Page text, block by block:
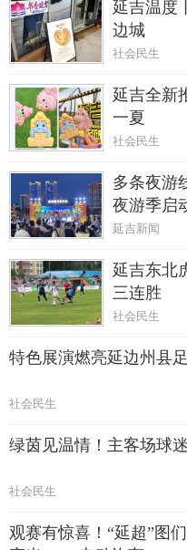
延吉温度
边城
社会民生
延吉全新
一夏
社会民生
多条夜游
夜游季启
延吉新闻
延吉东北
三连胜
社会民生
特色展演燃亮延边州县
社会民生
绿茵见温情！主客场球
社会民生
观赛有惊喜！“延超”图